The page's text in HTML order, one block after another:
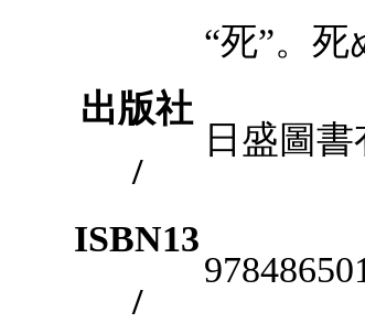
“死”。
出版社
/
日盛圖書
ISBN13
/